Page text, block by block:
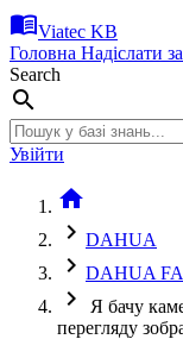
menu_bookViatec KB
Головна Надіслати
Search
search
Увійти
home
chevron_right DAHUA
chevron_right DAHUA
chevron_right
Я бачу
перегляду